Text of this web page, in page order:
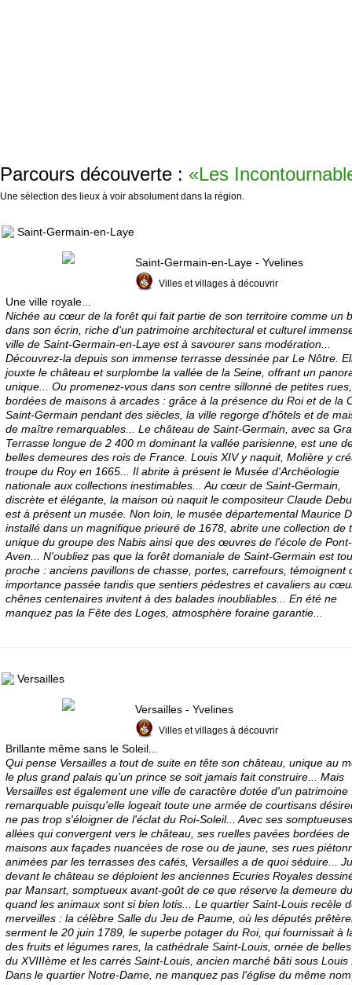
Parcours découverte : «Les
Une sélection des lieux à voir absolument dans la région.
Saint-Germain-en-Laye
Saint-Germain-en-Laye - Yvelines
Villes et villages à découvrir
Une ville royale...
Nichée au cœur de la forêt qui fait partie de son territoire comme un
dans son écrin, riche d'un patrimoine architectural et culturel
ville de Saint-Germain-en-Laye est à savourer sans modération...
Découvrez-la depuis son immense terrasse dessinée par Le Nôtre.
jouxte le château et surplombe la vallée de la Seine, offrant un
unique... Ou promenez-vous dans son centre sillonné de petites rues,
bordées de maisons à arcades : grâce à la présence du Roi et de la
Saint-Germain pendant des siècles, la ville regorge d'hôtels et de
de maître remarquables... Le château de Saint-Germain, avec sa
Terrasse longue de 2 400 m dominant la vallée parisienne, est une
belles demeures des rois de France. Louis XIV y naquit, Molière y
troupe du Roy en 1665... Il abrite à présent le Musée d'Archéologie
nationale aux collections inestimables... Au cœur de Saint-Germain,
discrète et élégante, la maison où naquit le compositeur Claude
est à présent un musée. Non loin, le musée départemental Maurice
installé dans un magnifique prieuré de 1678, abrite une collection de
unique du groupe des Nabis ainsi que des œuvres de l'école de Pont-
Aven... N'oubliez pas que la forêt domaniale de Saint-Germain est
proche : anciens pavillons de chasse, portes, carrefours, témoignent
importance passée tandis que sentiers pédestres et cavaliers au
chênes centenaires invitent à des balades inoubliables... En été ne
manquez pas la Fête des Loges, atmosphère foraine garantie...
Versailles
Versailles - Yvelines
Villes et villages à découvrir
Brillante même sans le Soleil...
Qui pense Versailles a tout de suite en tête son château, unique au
le plus grand palais qu'un prince se soit jamais fait construire... Mais
Versailles est également une ville de caractère dotée d'un patrimoine
remarquable puisqu'elle logeait toute une armée de courtisans
ne pas trop s'éloigner de l'éclat du Roi-Soleil... Avec ses somptueuses
allées qui convergent vers le château, ses ruelles pavées bordées de
maisons aux façades nuancées de rose ou de jaune, ses rues
animées par les terrasses des cafés, Versailles a de quoi séduire...
devant le château se déploient les anciennes Ecuries Royales
par Mansart, somptueux avant-goût de ce que réserve la demeure
quand les animaux sont si bien lotis... Le quartier Saint-Louis recèle
merveilles : la célèbre Salle du Jeu de Paume, où les députés
serment le 20 juin 1789, le superbe potager du Roi, qui fournissait à
des fruits et légumes rares, la cathédrale Saint-Louis, ornée de
du XVIIIème et les carrés Saint-Louis, ancien marché bâti sous Louis
Dans le quartier Notre-Dame, ne manquez pas l'église du même